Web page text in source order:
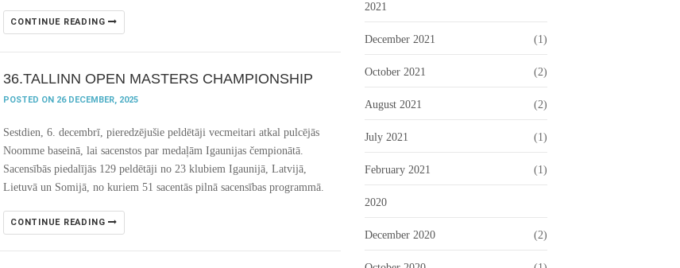
CONTINUE READING
36.TALLINN OPEN MASTERS CHAMPIONSHIP
POSTED ON 26 DECEMBER, 2025
Sestdien, 6. decembrī, pieredzējušie peldētāji vecmeitari atkal pulcējās
Noomme baseinā, lai sacenstos par medaļām Igaunijas čempionātā.
Sacensībās piedalījās 129 peldētāji no 23 klubiem Igaunijā, Latvijā,
Lietuvā un Somijā, no kuriem 51 sacentās pilnā sacensības programmā.
CONTINUE READING
2021
December 2021 (1)
October 2021 (2)
August 2021 (2)
July 2021 (1)
February 2021 (1)
2020
December 2020 (2)